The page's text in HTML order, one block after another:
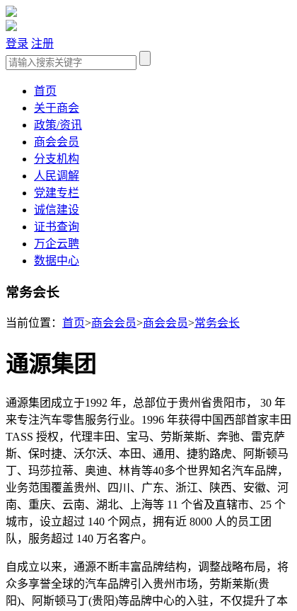
登录 注册
首页
关于商会
政策/资讯
商会会员
分支机构
人民调解
党建专栏
诚信建设
证书查询
万企云聘
数据中心
常务会长
当前位置： 首页>商会会员>商会会员>常务会长
通源集团
通源集团成立于1992 年，总部位于贵州省贵阳市， 30 年
来专注汽车零售服务行业。1996 年获得中国西部首家丰田
TASS 授权，代理丰田、宝马、劳斯莱斯、奔驰、雷克萨
斯、保时捷、沃尔沃、本田、通用、捷豹路虎、阿斯顿马
丁、玛莎拉蒂、奥迪、林肯等40多个世界知名汽车品牌，
业务范围覆盖贵州、四川、广东、浙江、陕西、安徽、河
南、重庆、云南、湖北、上海等 11 个省及直辖市、25 个
城市，设立超过 140 个网点，拥有近 8000 人的员工团
队，服务超过 140 万名客户。
自成立以来，通源不断丰富品牌结构，调整战略布局，将
众多享誉全球的汽车品牌引入贵州市场，劳斯莱斯(贵
阳)、阿斯顿马丁(贵阳)等品牌中心的入驻，不仅提升了本